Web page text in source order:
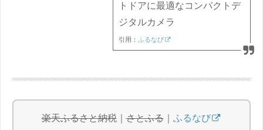
トドアに最適なコンパクトデ
ジタルカメラ
引用： ふるなび
楽天ふるさと納税｜さとふる｜ ふるなび